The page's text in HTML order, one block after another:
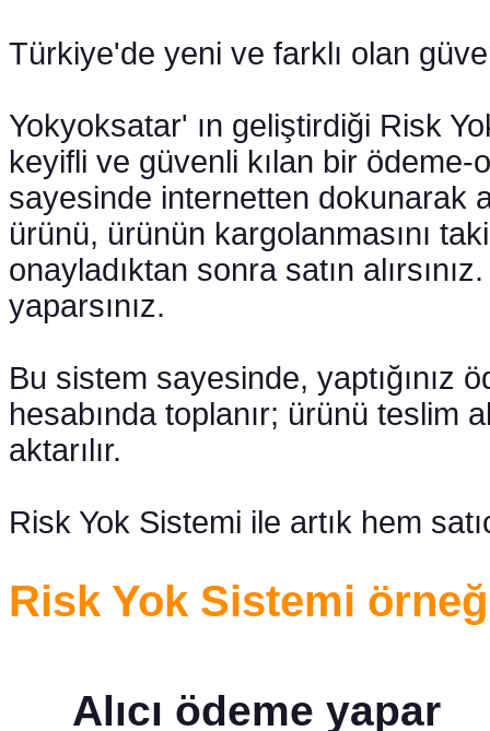
Türkiye'de yeni ve farklı olan
Yokyoksatar' ın geliştirdiği Risk
keyifli ve güvenli kılan bir
sayesinde internetten dokunarak
ürünü, ürünün kargolanmasını
onayladıktan sonra satın
yaparsınız.
Bu sistem sayesinde, yaptığınız
hesabında toplanır; ürünü teslim
aktarılır.
Risk Yok Sistemi ile artık hem
Risk Yok Sistemi
Alıcı ödeme yapar